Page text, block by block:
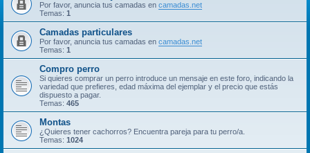
Por favor, anuncia tus camadas en camadas.net
Temas: 1
Camadas particulares
Por favor, anuncia tus camadas en camadas.net
Temas: 1
Compro perro
Si quieres comprar un perro introduce un mensaje en este foro, indicando la
variedad que prefieres, edad máxima del ejemplar y el precio que estás
dispuesto a pagar.
Temas: 465
Montas
¿Quieres tener cachorros? Encuentra pareja para tu perro/a.
Temas: 1024